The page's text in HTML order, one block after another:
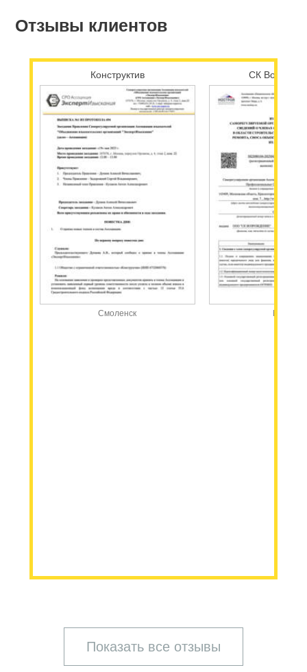
Отзывы клиентов
Конструктив
Смоленск
СК
Москва
Показать все отзывы